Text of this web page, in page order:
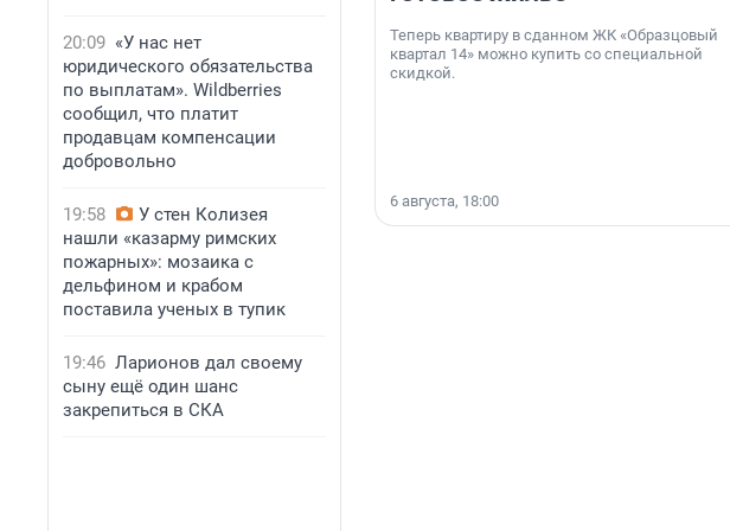
20:09 «У нас нет
юридического обязательства
по выплатам». Wildberries
сообщил, что платит
продавцам компенсации
добровольно
19:58
У стен Колизея
нашли «казарму римских
пожарных»: мозаика с
дельфином и крабом
поставила ученых в тупик
19:46 Ларионов дал своему
сыну ещё один шанс
закрепиться в СКА
Теперь квартиру в сданном ЖК «Образцовый
квартал 14» можно купить со специальной
скидкой.
6 августа, 18:00